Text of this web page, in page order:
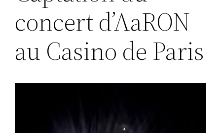
concert d’AaRON
au Casino de Paris